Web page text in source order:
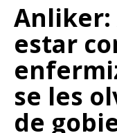
Anliker:
estar
se les
de